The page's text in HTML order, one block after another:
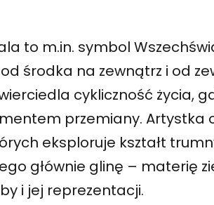
to m.in. symbol
środka na zewnątrz i od
cykliczność życia,
przemiany. Artystka
eksploruje kształt
głównie glinę – materię
i jej reprezentacji.